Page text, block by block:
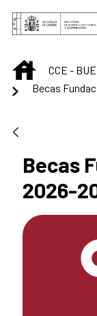
Saltar al
INICIO
CCE -
Becas
Becas
2026-